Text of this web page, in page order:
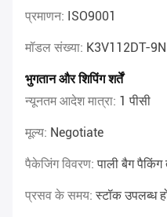
प्रमाणन: ISO9001
मॉडल संख्या: K3V112DT-
भुगतान और शिपिंग शर्तें
न्यूनतम आदेश मात्रा: 1 पीसी
मूल्य: Negotiate
पैकेजिंग विवरण:पाली बैग
प्रसव के समय:स्टॉक उपलब्ध